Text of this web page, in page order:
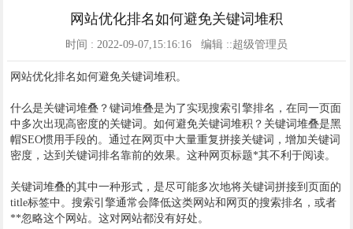
网站优化排名如何避免关键词堆积
时间 : 2022-09-07,15:16:16 编辑 ::超级管理员
网站优化排名如何避免关键词堆积。
什么是关键词堆叠？键词堆叠是为了实现搜索引擎排名，在同一页面
中多次出现高密度的关键词。如何避免关键词堆积？关键词堆叠是黑
帽SEO惯用手段的。通过在网页中大量重复拼接关键词，增加关键词
密度，达到关键词排名靠前的效果。这种网页标题*其不利于阅读。
关键词堆叠的其中一种形式，是尽可能多次地将关键词拼接到页面的
title标签中。搜索引擎通常会降低这类网站和网页的搜索排名，或者
**忽略这个网站。这对网站都没有好处。